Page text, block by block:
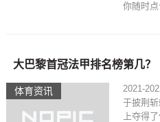
你随时
体育资讯
大巴黎首冠法甲排名榜第几？
2021-
于披荆
上夺得